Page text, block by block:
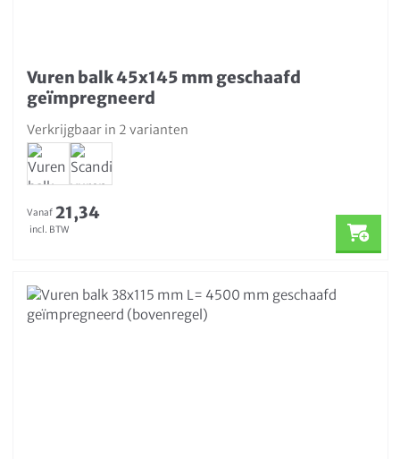
Vuren balk 45x145 mm geschaafd
geïmpregneerd
Verkrijgbaar in 2 varianten
Vanaf 21,34
incl. BTW